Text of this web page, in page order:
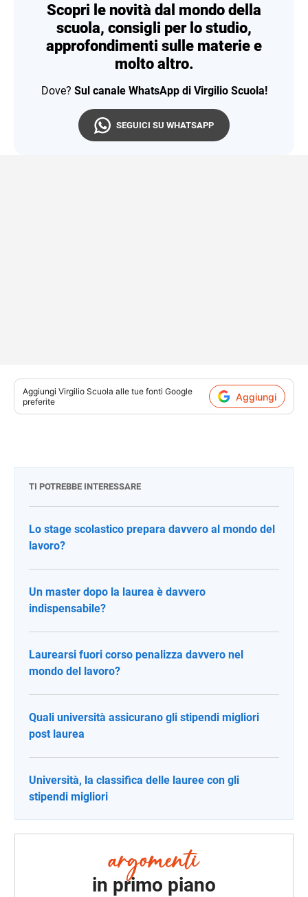
Scopri le novità dal mondo della
scuola, consigli per lo studio,
approfondimenti sulle materie e
molto altro.
Dove? Sul canale WhatsApp di Virgilio Scuola!
SEGUICI SU WHATSAPP
Aggiungi Virgilio Scuola alle tue fonti Google
preferite
Aggiungi
TI POTREBBE INTERESSARE
Lo stage scolastico prepara davvero al mondo del
lavoro?
Un master dopo la laurea è davvero
indispensabile?
Laurearsi fuori corso penalizza davvero nel
mondo del lavoro?
Quali università assicurano gli stipendi migliori
post laurea
Università, la classifica delle lauree con gli
stipendi migliori
in primo piano